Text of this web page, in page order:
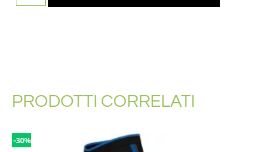
PRODOTTI CORRELATI
-30%